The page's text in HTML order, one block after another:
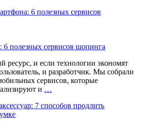
6 полезных cервисов шопинга
и если технологии экономят
и разработчик. Мы собрали
сервисов, которые
и …